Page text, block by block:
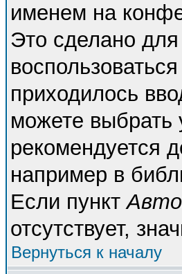
именем на
Это сделано для
приходилось
можете выбрать
рекомендуется
например в
Если пункт
отсутствует,
Вернуться к началу